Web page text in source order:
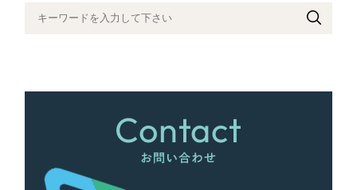
その他
Contact
お問い合わせ